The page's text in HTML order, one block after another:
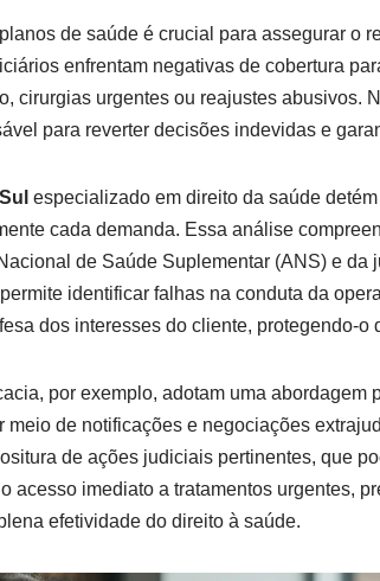
de saúde é crucial para assegurar o
enfrentam negativas de cobertura
cirurgias urgentes ou reajustes abusivos.
para reverter decisões indevidas e
especializado em direito da saúde
cada demanda. Essa análise
de Saúde Suplementar (ANS) e da
identificar falhas na conduta da
dos interesses do cliente, protegendo-o
por exemplo, adotam uma abordagem
meio de notificações e negociações
de ações judiciais pertinentes, que
acesso imediato a tratamentos urgentes,
efetividade do direito à saúde.